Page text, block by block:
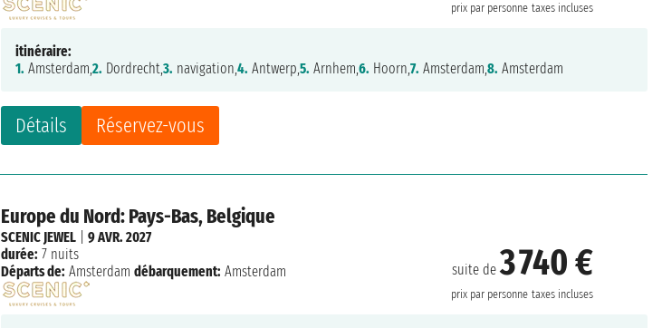
prix par personne taxes incluses
Détails Réservez-vous
itinéraire:
1. Amsterdam,2. Dordrecht,3. navigation,4. Antwerp,5. Arnhem,6. Hoorn,7. Amsterdam,8. Amsterdam
Europe du Nord: Pays-Bas, Belgique
suite de3 740 €
prix par personne taxes incluses
SCENIC JEWEL |9 AVR. 2027
durée: 7 nuits
Départs de: Amsterdam débarquement: Amsterdam